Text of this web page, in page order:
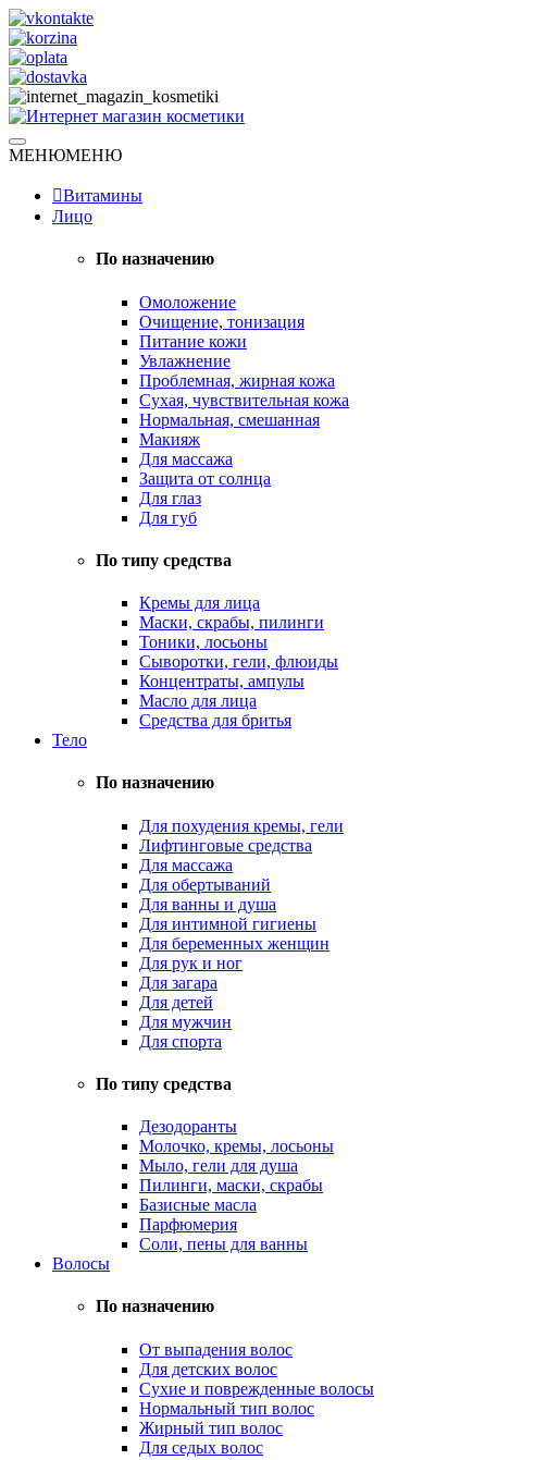
Skip
to
content
Интернет магазин косметики
Натуральная косметика
МЕНЮМЕНЮ
Витамины
Лицо
По назначению
Омоложение
Очищение, тонизация
Питание кожи
Увлажнение
Проблемная, жирная кожа
Сухая, чувствительная кожа
Нормальная, смешанная
Макияж
Для массажа
Защита от солнца
Для глаз
Для губ
По типу средства
Кремы для лица
Маски, скрабы, пилинги
Тоники, лосьоны
Сыворотки, гели, флюиды
Концентраты, ампулы
Масло для лица
Средства для бритья
Тело
По назначению
Для похудения кремы, гели
Лифтинговые средства
Для массажа
Для обертываний
Для ванны и душа
Для интимной гигиены
Для беременных женщин
Для рук и ног
Для загара
Для детей
Для мужчин
Для спорта
По типу средства
Дезодоранты
Молочко, кремы, лосьоны
Мыло, гели для душа
Пилинги, маски, скрабы
Базисные масла
Парфюмерия
Соли, пены для ванны
Волосы
По назначению
От выпадения волос
Для детских волос
Сухие и поврежденные волосы
Нормальный тип волос
Жирный тип волос
Для седых волос